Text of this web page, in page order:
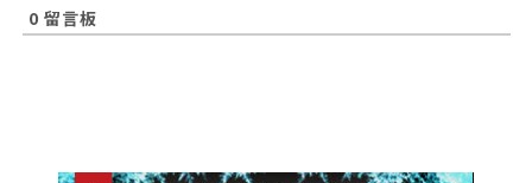
0 留言板